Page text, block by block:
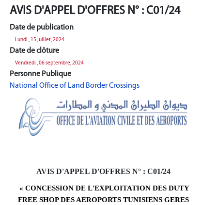
AVIS D'APPEL D'OFFRES N° : C01/24
Date de publication
Lundi , 15 juillet, 2024
Date de clôture
Vendredi , 06 septembre, 2024
Personne Publique
National Office of Land Border Crossings
AVIS D'APPEL D'OFFRES N° : C01/24
« CONCESSION DE L'EXPLOITATION DES DUTY
FREE SHOP DES AEROPORTS TUNISIENS GERES